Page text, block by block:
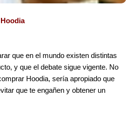
que en el mundo existen distintas
y que el debate sigue vigente. No
Hoodia, sería apropiado que
que te engañen y obtener un